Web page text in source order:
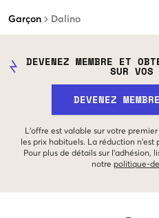
Garçon Dalino
DEVENEZ MEMBRE ET
SUR
DEVENEZ
L'offre est valable sur votre
les prix habituels. La réduction
Pour plus de détails sur l'adhésion,
notre politique-